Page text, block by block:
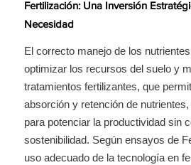
Fertilización: Una Inversión
Necesidad
El correcto manejo de los
optimizar los recursos del suelo y
tratamientos fertilizantes, que
absorción y retención de
para potenciar la productividad sin
sostenibilidad. Según ensayos de
uso adecuado de la tecnología en